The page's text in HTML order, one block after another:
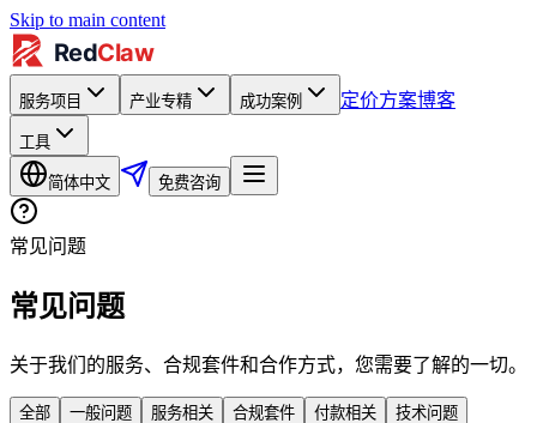
Skip to main content
服务项目 产业专精 成功案例 定价方案博客
工具
简体中文 免费咨询
常见问题
常见问题
关于我们的服务、合规套件和合作方式，您需要了解的一切。
全部 一般问题 服务相关 合规套件 付款相关 技术问题